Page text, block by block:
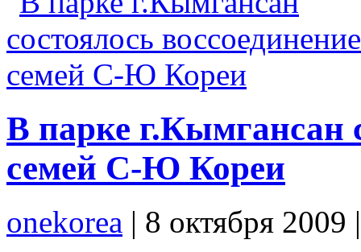
В парке г.Кымгансан
семей С-Ю Кореи
onekorea | 8 октября 2009